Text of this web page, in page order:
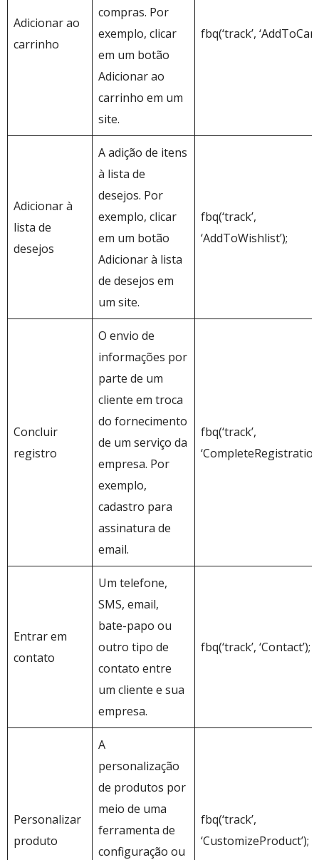
Adicionar ao
carrinho
compras. Por
exemplo, clicar
em um botão
Adicionar ao
carrinho em um
site.
fbq(‘track’,
Adicionar à
lista de
desejos
A adição de itens
à lista de
desejos. Por
exemplo, clicar
em um botão
Adicionar à lista
de desejos em
um site.
fbq(‘track’,
‘AddToWishlist’);
Concluir
registro
O envio de
informações por
parte de um
cliente em troca
do fornecimento
de um serviço da
empresa. Por
exemplo,
cadastro para
assinatura de
email.
fbq(‘track’,
Entrar em
contato
Um telefone,
SMS, email,
bate-papo ou
outro tipo de
contato entre
um cliente e sua
empresa.
fbq(‘track’, ‘Contact’);
Personalizar
produto
A
personalização
de produtos por
meio de uma
ferramenta de
configuração ou
fbq(‘track’,
‘CustomizeProduct’);